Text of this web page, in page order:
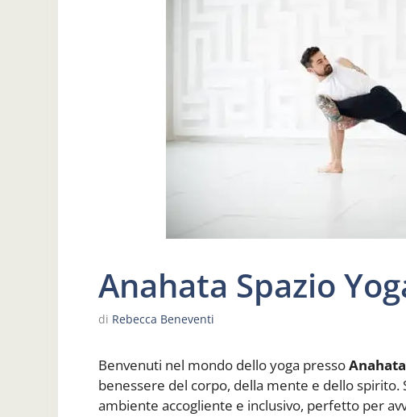
Anahata Spazio
di Rebecca Beneventi
Benvenuti nel mondo dello yoga presso
benessere del corpo, della mente e dello
ambiente accogliente e inclusivo, perfetto per